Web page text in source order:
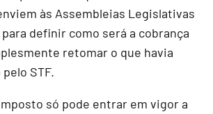
às Assembleias Legislativas
definir como será a cobrança
retomar o que havia
STF.
só pode entrar em vigor a